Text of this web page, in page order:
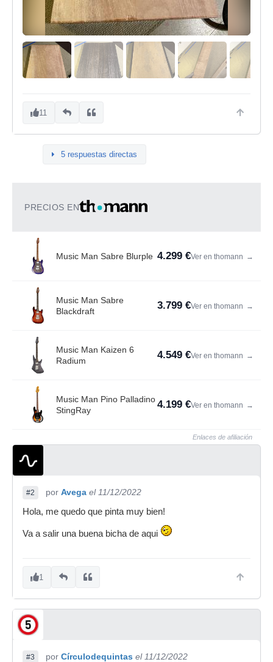
11
5 respuestas directas
PRECIOS EN
Music Man Sabre Blurple 4.299 €Ver en thomann →
Music Man Sabre
Blackdraft
3.799 €Ver en thomann →
Music Man Kaizen 6
Radium
4.549 €Ver en thomann →
Music Man Pino Palladino
StingRay
4.199 €Ver en thomann →
Enlaces de afiliación
#2 por Avega el 11/12/2022
Hola, me quedo que pinta muy bien!
Va a salir una buena bicha de aqui
1
#3 por Círculodequintas el 11/12/2022